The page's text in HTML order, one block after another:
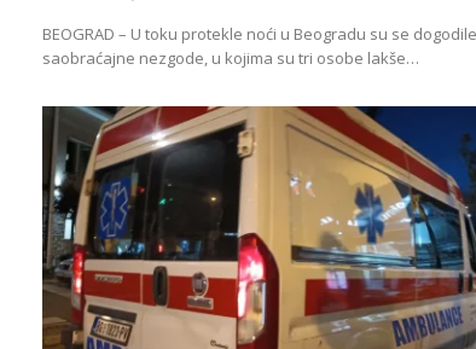
BEOGRAD – U toku protekle noći u Beogradu su se
saobraćajne nezgode, u kojima su tri osobe lakše…